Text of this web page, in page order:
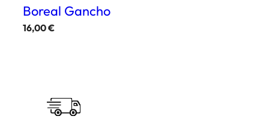
Boreal Gancho
16,00€